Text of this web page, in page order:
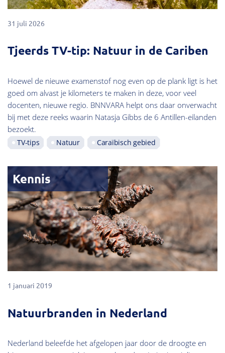
31 juli 2026
Tjeerds TV-tip: Natuur in de Cariben
Hoewel de nieuwe examenstof nog even op de plank ligt is het
goed om alvast je kilometers te maken in deze, voor veel
docenten, nieuwe regio. BNNVARA helpt ons daar onverwacht
bij met deze reeks waarin Natasja Gibbs de 6 Antillen-eilanden
bezoekt.
TV-tips Natuur Caraïbisch gebied
Kennis
1 januari 2019
Natuurbranden in Nederland
Nederland beleefde het afgelopen jaar door de droogte en